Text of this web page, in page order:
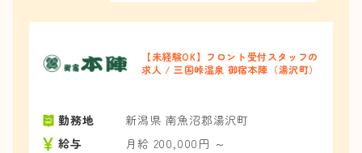
【未経験OK】フロント受付スタッフの
求人 / 三国峠温泉 御宿本陣（湯沢町）
勤務地
新潟県 南魚沼郡湯沢町
給与
月給 200,000円 ～